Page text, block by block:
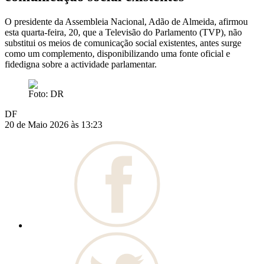
O presidente da Assembleia Nacional, Adão de Almeida, afirmou
esta quarta-feira, 20, que a Televisão do Parlamento (TVP), não
substitui os meios de comunicação social existentes, antes surge
como um complemento, disponibilizando uma fonte oficial e
fidedigna sobre a actividade parlamentar.
Foto: DR
DF
20 de Maio 2026 às 13:23